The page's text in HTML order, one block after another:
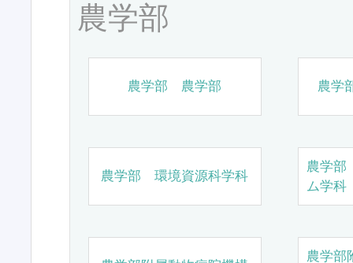
農学部
農学部 農学部 農学
農学部 環境資源科学科
農学
ム学科
農学部